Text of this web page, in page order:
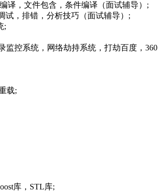
译，文件包含，条件编译（面试辅导）;
试，排错，分析技巧（面试辅导）;
;
控系统，网络劫持系统，打劫百度，360
载;
库，STL库;